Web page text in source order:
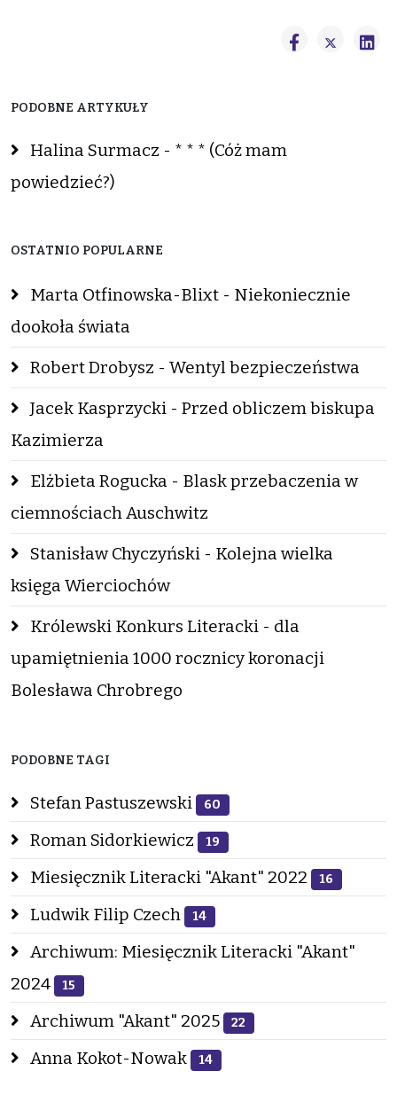
PODOBNE ARTYKUŁY
Halina Surmacz - * * * (Cóż mam
powiedzieć?)
OSTATNIO POPULARNE
Marta Otfinowska-Blixt - Niekoniecznie
dookoła świata
Robert Drobysz - Wentyl bezpieczeństwa
Jacek Kasprzycki - Przed obliczem biskupa
Kazimierza
Elżbieta Rogucka - Blask przebaczenia w
ciemnościach Auschwitz
Stanisław Chyczyński - Kolejna wielka
księga Wierciochów
Królewski Konkurs Literacki - dla
upamiętnienia 1000 rocznicy koronacji
Bolesława Chrobrego
PODOBNE TAGI
Stefan Pastuszewski 60
Roman Sidorkiewicz 19
Miesięcznik Literacki "Akant" 2022 16
Ludwik Filip Czech 14
Archiwum: Miesięcznik Literacki "Akant"
2024
15
Archiwum "Akant" 2025 22
Anna Kokot-Nowak 14